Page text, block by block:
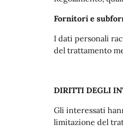
Fornitori e
I dati personali
del trattamento
DIRITTI DEGLI
Gli interessati
limitazione del